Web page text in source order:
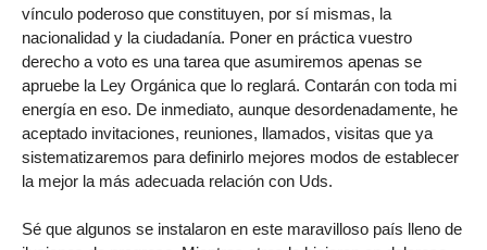
vínculo poderoso que constituyen, por sí mismas, la
nacionalidad y la ciudadanía. Poner en práctica vuestro
derecho a voto es una tarea que asumiremos apenas se
apruebe la Ley Orgánica que lo reglará. Contarán con toda mi
energía en eso. De inmediato, aunque desordenadamente, he
aceptado invitaciones, reuniones, llamados, visitas que ya
sistematizaremos para definirlo mejores modos de establecer
la mejor la más adecuada relación con Uds.
Sé que algunos se instalaron en este maravilloso país lleno de